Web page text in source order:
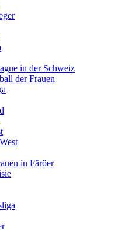
in der Schweiz
der Frauen
in Färöer